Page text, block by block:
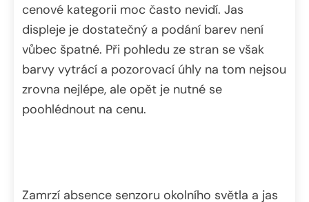
cenové kategorii moc často nevidí. Jas
displeje je dostatečný a podání barev není
vůbec špatné. Při pohledu ze stran se však
barvy vytrácí a pozorovací úhly na tom nejsou
zrovna nejlépe, ale opět je nutné se
poohlédnout na cenu.
Zamrzí absence senzoru okolního světla a jas